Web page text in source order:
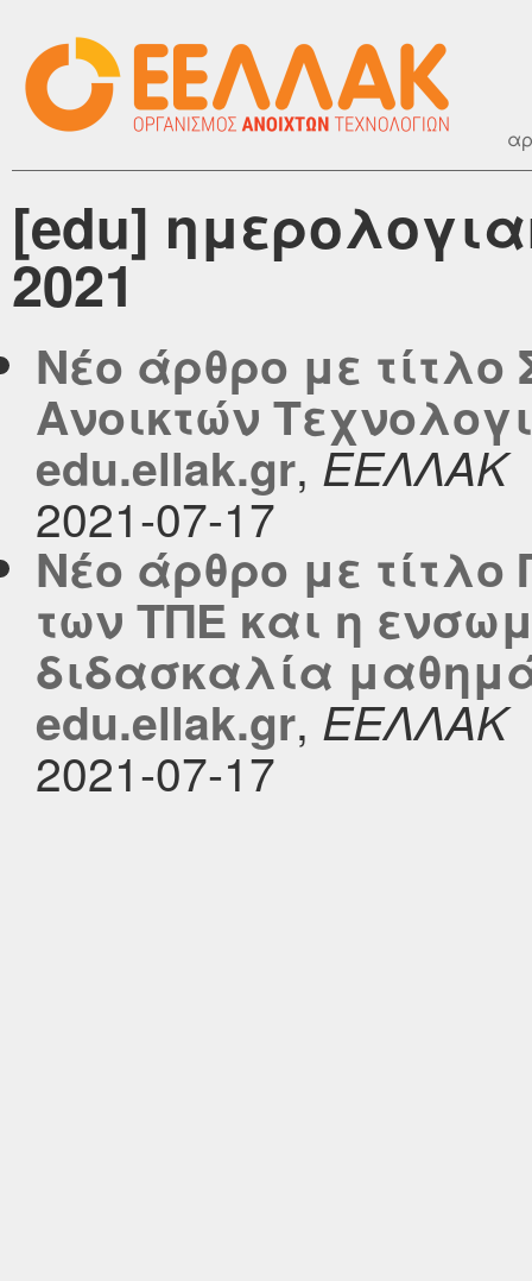
[edu]
2021
Νέο άρθρο με τίτλο
Ανοικτών
edu.ellak.gr, ΕΕΛΛΑΚ
2021-07-17
Νέο άρθρο με
των ΤΠΕ και η
διδασκαλία
edu.ellak.gr, ΕΕΛΛΑΚ
2021-07-17